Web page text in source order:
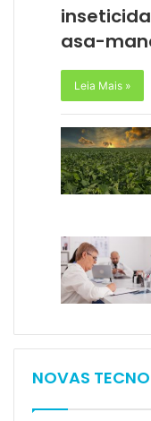
asa-
Leia Mais »
NOVAS